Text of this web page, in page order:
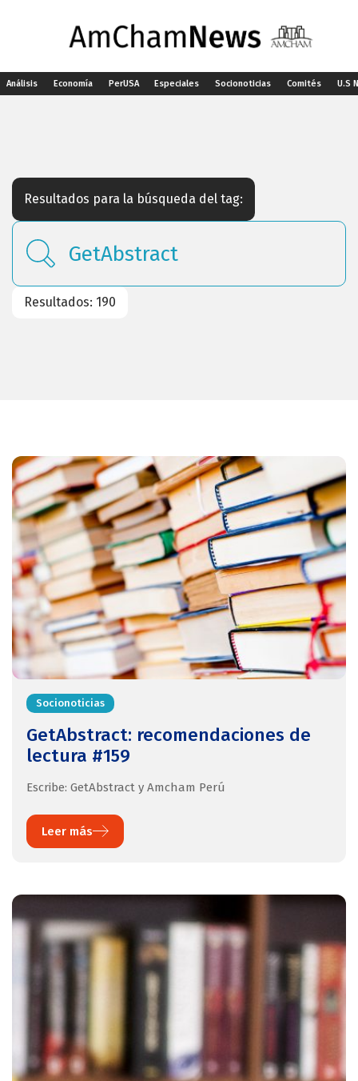
Análisis Economía PerUSA Especiales Socionoticias Comités U.S
Resultados para la búsqueda del tag:
Resultados: 190
Socionoticias
GetAbstract: recomendaciones de
lectura #159
Escribe: GetAbstract y Amcham Perú
Leer más